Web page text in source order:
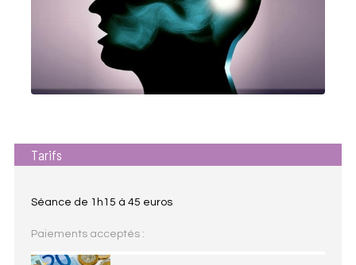
Tarifs
Séance de 1h15 à 45 euros
Paiements acceptés :